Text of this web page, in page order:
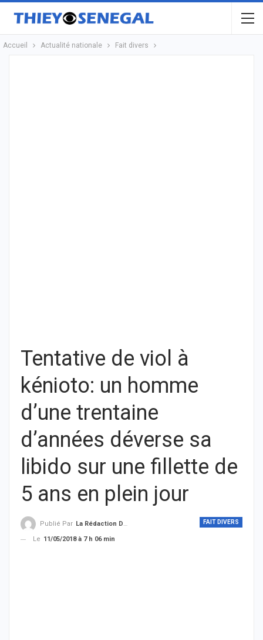
Accueil Actualité nationale Fait divers
Tentative de viol à
kénioto: un homme
d’une trentaine
d’années déverse sa
libido sur une fillette de
5 ans en plein jour
FAIT DIVERS
Publié Par La Rédaction De THIEYSENEGAL.com
Le 11/05/2018 à 7 h 06 min